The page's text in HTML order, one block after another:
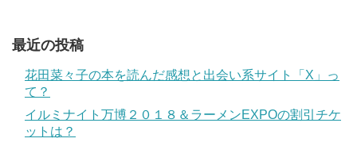
最近の投稿
花田菜々子の本を読んだ感想と出会い系サイト「X」っ
て？
イルミナイト万博２０１８＆ラーメンEXPOの割引チケ
ットは？